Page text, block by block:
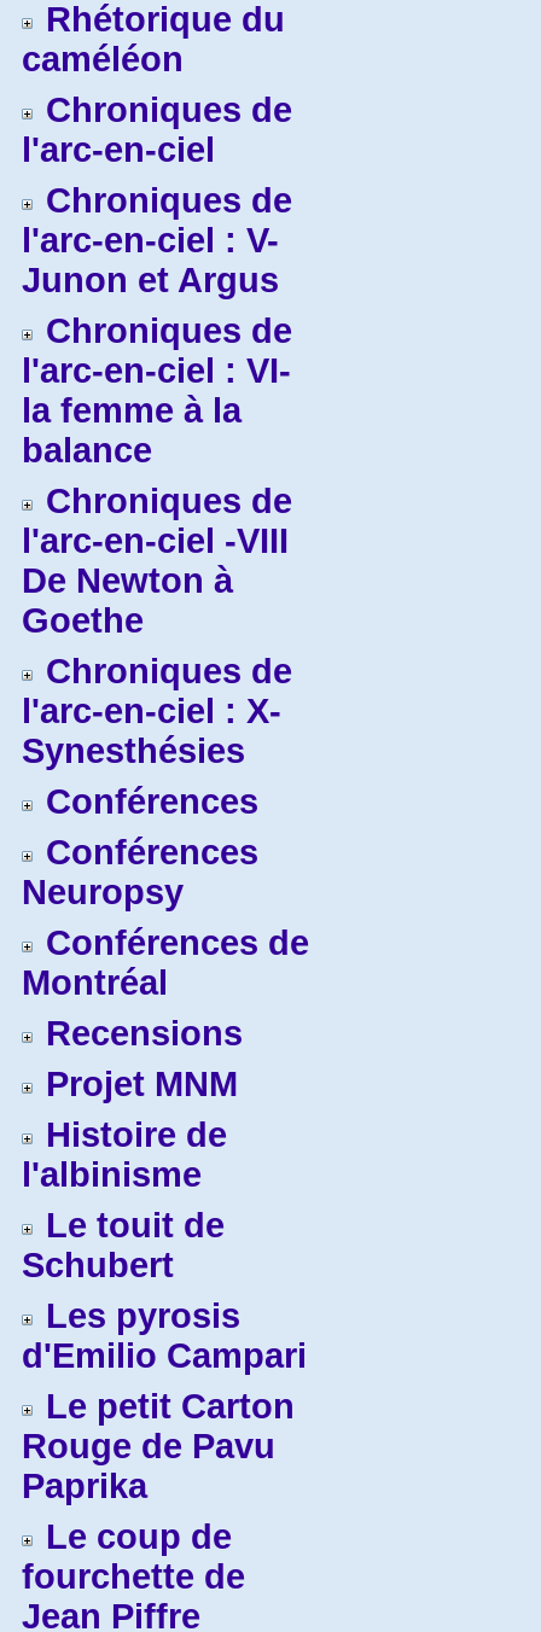
Rhétorique du
caméléon
Chroniques de
l'arc-en-ciel
Chroniques de
l'arc-en-ciel : V-
Junon et Argus
Chroniques de
l'arc-en-ciel : VI-
la femme à la
balance
Chroniques de
l'arc-en-ciel -VIII
De Newton à
Goethe
Chroniques de
l'arc-en-ciel : X-
Synesthésies
Conférences
Conférences
Neuropsy
Conférences de
Montréal
Recensions
Projet MNM
Histoire de
l'albinisme
Le touit de
Schubert
Les pyrosis
d'Emilio Campari
Le petit Carton
Rouge de Pavu
Paprika
Le coup de
fourchette de
Jean Piffre